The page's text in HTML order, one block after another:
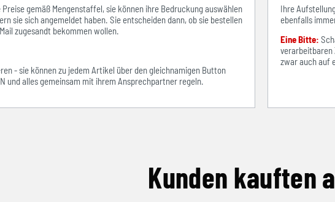
gemäß Mengenstaffel, sie können ihre Bedruckung auswählen
sie sich angemeldet haben. Sie entscheiden dann, ob sie bestellen
zugesandt bekommen wollen.
- sie können zu jedem Artikel über den gleichnamigen Button
und alles gemeinsam mit ihrem Ansprechpartner regeln.
Ihre
ebenfalls
Eine Bitte:
verarbeitbaren
zwar auch auf
Kunden kauften